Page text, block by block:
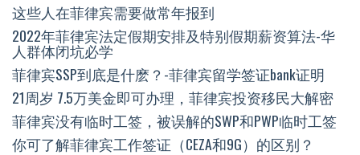
这些人在菲律宾需要做常年报到
2022年菲律宾法定假期安排及特别假期薪资算法-华
人群体闭坑必学
菲律宾SSP到底是什麽？-菲律宾留学签证bank证明
21周岁 7.5万美金即可办理，菲律宾投资移民大解密
菲律宾没有临时工签，被误解的SWP和PWP临时工签
你可了解菲律宾工作签证（CEZA和9G）的区别？